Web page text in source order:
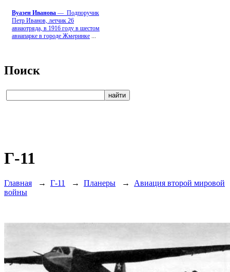
Вуазен Иванова — Подпоручик
Петр Иванов, летчик 26
авиаотряда, в 1916 году в шестом
авиапарке в городе Жмеринке
Поиск
Г-11
Главная → Г-11 → Планеры → Авиация второй мировой
войны